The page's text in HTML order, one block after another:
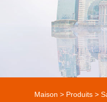
Maison > Produits >